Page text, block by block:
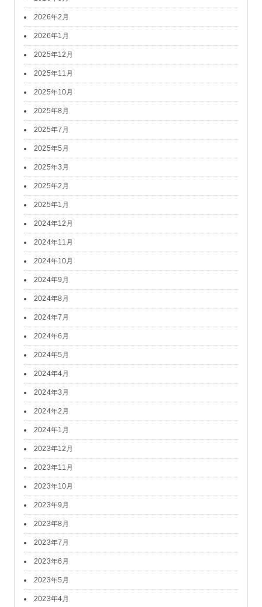
2026年2月
2026年1月
2025年12月
2025年11月
2025年10月
2025年8月
2025年7月
2025年5月
2025年3月
2025年2月
2025年1月
2024年12月
2024年11月
2024年10月
2024年9月
2024年8月
2024年7月
2024年6月
2024年5月
2024年4月
2024年3月
2024年2月
2024年1月
2023年12月
2023年11月
2023年10月
2023年9月
2023年8月
2023年7月
2023年6月
2023年5月
2023年4月